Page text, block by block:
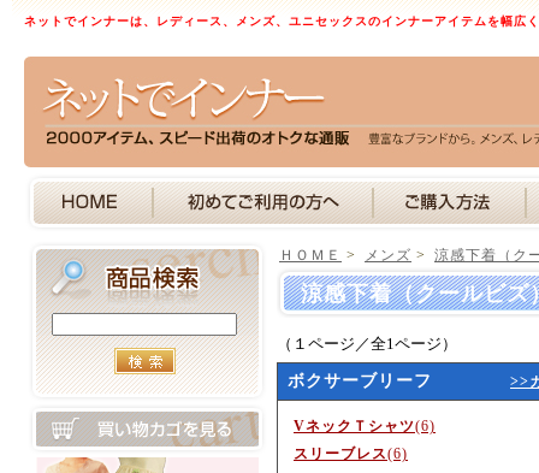
ネットでインナーは、レディース、メンズ、ユニセックスのインナーアイテムを幅広
ＨＯＭＥ > メンズ > 涼感下着（ク
涼感下着（クールビ
（１ページ／全1ページ）
ボクサーブリーフ >>
VネックＴシャツ(6)
スリーブレス(6)